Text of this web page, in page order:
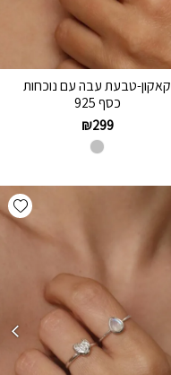
קאקון-טבעת עבה עם נוכחות
כסף 925
₪299